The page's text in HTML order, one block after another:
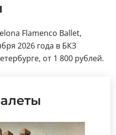
Flamenco Ballet,
2026 года в БКЗ
от 1 800 рублей.